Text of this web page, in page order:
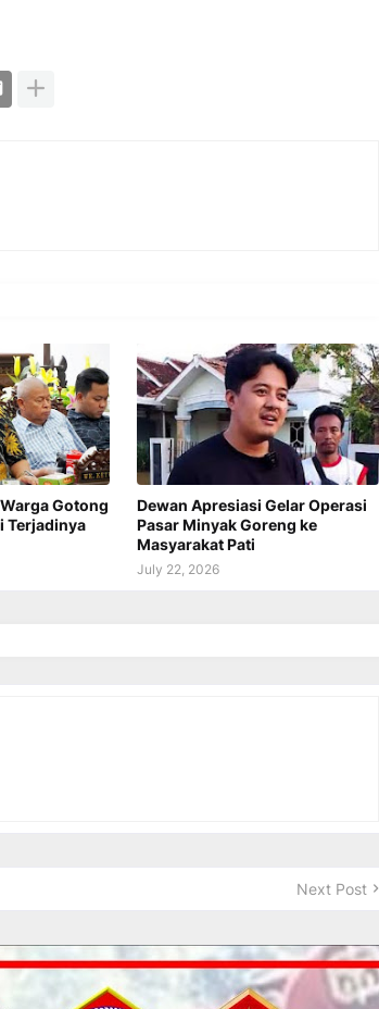
Gotong
Terjadinya
Dewan Apresiasi Gelar Operasi
Pasar Minyak Goreng ke
Masyarakat Pati
July 22, 2026
Next Post